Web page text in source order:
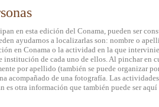
en esta edición del Conama, pueden ser
ayudarnos a localizarlas son: nombre o
en Conama o la actividad en la que
institución de cada uno de ellos. Al pinchar en
por apellido (también se puede organizar
acompañado de una fotografía. Las
es otra información que también puede ser